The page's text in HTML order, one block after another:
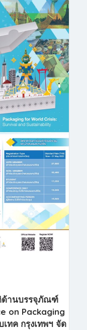
ด้านบรรจุภัณฑ์
on Packaging
เทค กรุงเทพฯ จัด